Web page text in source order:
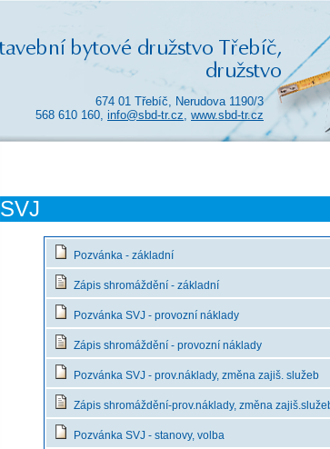
674 01 Třebíč, Nerudova 1190/3
568 610 160, info@sbd-tr.cz, www.sbd-tr.cz
SVJ
Pozvánka - základní
Zápis shromáždění - základní
Pozvánka SVJ - provozní náklady
Zápis shromáždění - provozní náklady
Pozvánka SVJ - prov.náklady, změna zajiš. služeb
Zápis shromáždění-prov.náklady, změna
Pozvánka SVJ - stanovy, volba